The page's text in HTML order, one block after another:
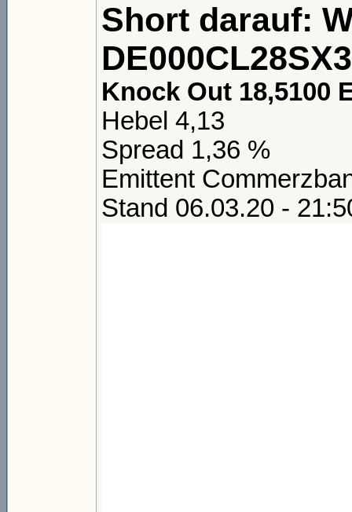
Short darauf:
Knock Out 18,5100
Hebel 4,13
Spread 1,36 %
Emittent
Stand 06.03.20 -